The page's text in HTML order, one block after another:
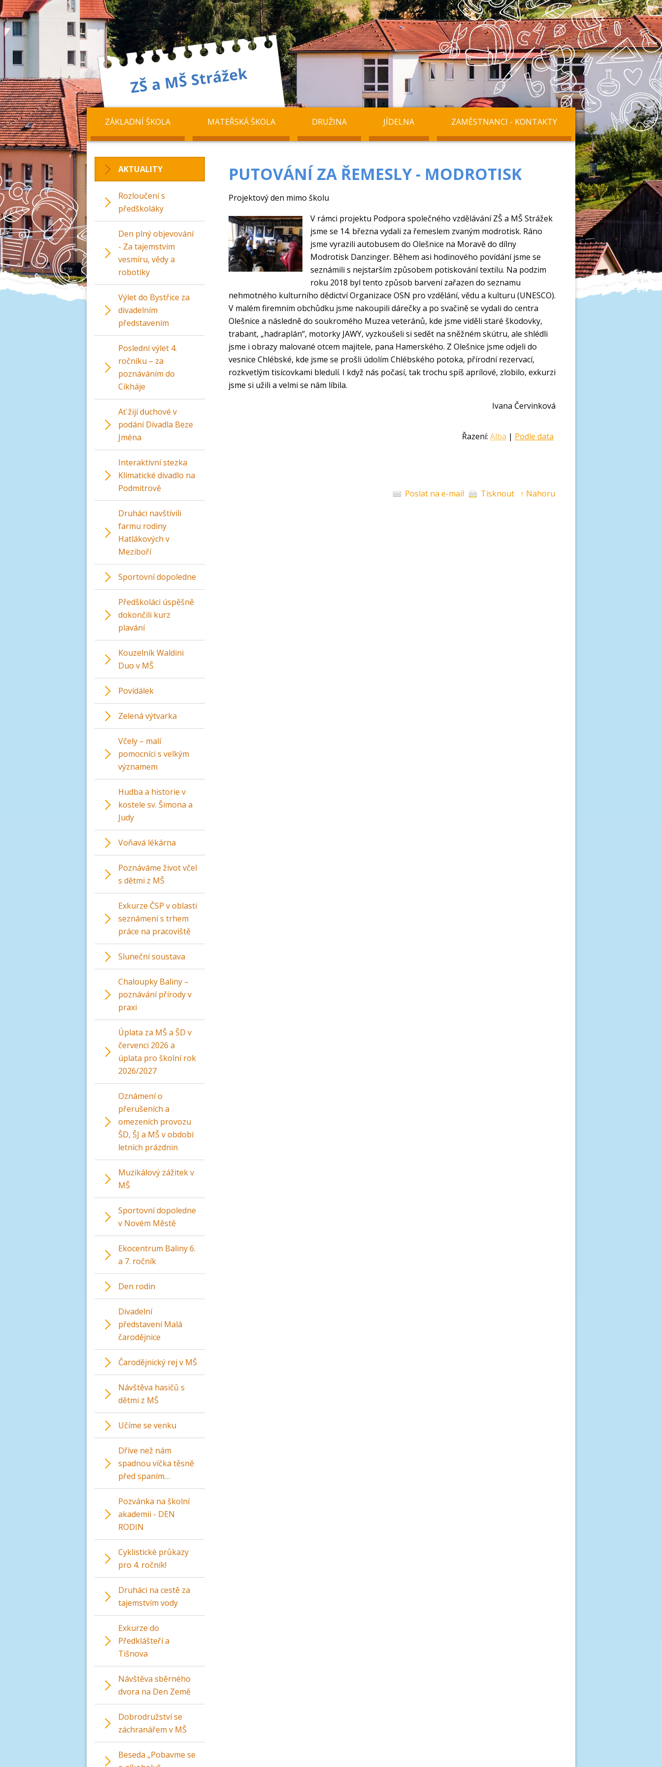
ZÁKLADNÍ ŠKOLA MATEŘSKÁ ŠKOLA DRUŽINA JÍDELNA ZAMĚSTNANCI - KONTAKTY
PUTOVÁNÍ ZA ŘEMESLY - MODROTISK
Projektový den mimo školu
V rámci projektu Podpora společného vzdělávání ZŠ a MŠ Strážek
jsme se 14. března vydali za řemeslem zvaným modrotisk. Ráno
jsme vyrazili autobusem do Olešnice na Moravě do dílny
Modrotisk Danzinger. Během asi hodinového povídání jsme se
seznámili s nejstarším způsobem potiskování textilu. Na podzim
roku 2018 byl tento způsob barvení zařazen do seznamu
nehmotného kulturního dědictví Organizace OSN pro vzdělání, vědu a kulturu (UNESCO).
V malém firemním obchůdku jsme nakoupili dárečky a po svačině se vydali do centra
Olešnice a následně do soukromého Muzea veteránů, kde jsme viděli staré škodovky,
trabant, „hadraplán“, motorky JAWY, vyzkoušeli si sedět na sněžném skútru, ale shlédli
jsme i obrazy malované otcem majitele, pana Hamerského. Z Olešnice jsme odjeli do
vesnice Chlébské, kde jsme se prošli údolím Chlébského potoka, přírodní rezervací,
rozkvetlým tisícovkami bledulí. I když nás počasí, tak trochu spíš aprílové, zlobilo, exkurzi
jsme si užili a velmi se nám líbila.
Ivana Červinková
Řazení: Alba | Podle data
Poslat na e-mail Tisknout ↑ Nahoru
AKTUALITY
Rozloučení s
předškoláky
Den plný objevování
- Za tajemstvím
vesmíru, vědy a
robotiky
Výlet do Bystřice za
divadelním
představením
Poslední výlet 4.
ročníku – za
poznáváním do
Cikháje
Ať žijí duchové v
podání Divadla Beze
Jména
Interaktivní stezka
Klimatické divadlo na
Podmitrově
Druháci navštívili
farmu rodiny
Hatlákových v
Meziboří
Sportovní dopoledne
Předškoláci úspěšně
dokončili kurz
plavání
Kouzelník Waldini
Duo v MŠ
Povídálek
Zelená výtvarka
Včely – malí
pomocníci s velkým
významem
Hudba a historie v
kostele sv. Šimona a
Judy
Voňavá lékárna
Poznáváme život včel
s dětmi z MŠ
Exkurze ČSP v oblasti
seznámení s trhem
práce na pracoviště
Sluneční soustava
Chaloupky Baliny –
poznávání přírody v
praxi
Úplata za MŠ a ŠD v
červenci 2026 a
úplata pro školní rok
2026/2027
Oznámení o
přerušeních a
omezeních provozu
ŠD, ŠJ a MŠ v období
letních prázdnin
Muzikálový zážitek v
MŠ
Sportovní dopoledne
v Novém Městě
Ekocentrum Baliny 6.
a 7. ročník
Den rodin
Divadelní
představení Malá
čarodějnice
Čarodějnický rej v MŠ
Návštěva hasičů s
dětmi z MŠ
Učíme se venku
Dříve než nám
spadnou víčka těsně
před spaním…
Pozvánka na školní
akademii - DEN
RODIN
Cyklistické průkazy
pro 4. ročník!
Druháci na cestě za
tajemstvím vody
Exkurze do
Předklášteří a
Tišnova
Návštěva sběrného
dvora na Den Země
Dobrodružství se
záchranářem v MŠ
Beseda „Pobavme se